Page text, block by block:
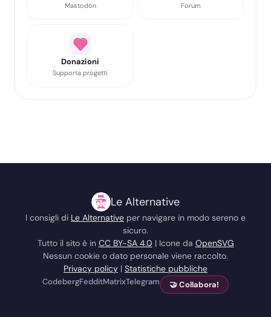
Mastodon Forum
Donazioni
Supporta progetti
Le Alternative
I consigli di Le Alternative per navigare in modo sereno e
sicuro.
Tutto il sito è in CC BY-SA 4.0 | Icone da OpenSVG
Nessun cookie o dato personale viene raccolto.
Privacy policy | Statistiche pubbliche
CodebergFedditMatrixTelegram 🤝 Collabora!